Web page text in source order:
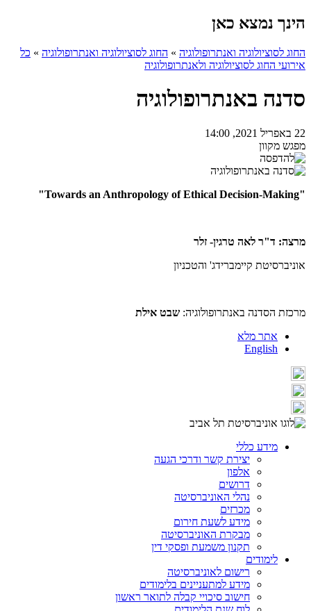
הינך נמצא כאן
החוג לסוציולוגיה ואנתרופולוגיה » החוג לסוציולוגיה ואנתרופולוגיה » כל
אירועי החוג לסוציולוגיה ולאנתרופולוגיה
סדנה באנתרופולוגיה
22 באפריל 2021, 14:00
מפגש מקוון
"Towards an Anthropology of Ethical Decision-Making"
מרצה: ד"ר לאה טרגין- זלר
אוניברסיטת קיימברידג' והטכניון
מרכזת הסדנה באנתרופולוגיה: שבט אילת
אתר מלא
English
מידע כללי
יצירת קשר ודרכי הגעה
אלפון
דרושים
נהלי האוניברסיטה
מכרזים
מידע לשעת חירום
מבקרת האוניברסיטה
תקנון משמעת ופסקי דין
לימודים
רישום לאוניברסיטה
מידע למתעניינים בלימודים
חישוב סיכויי קבלה לתואר ראשון